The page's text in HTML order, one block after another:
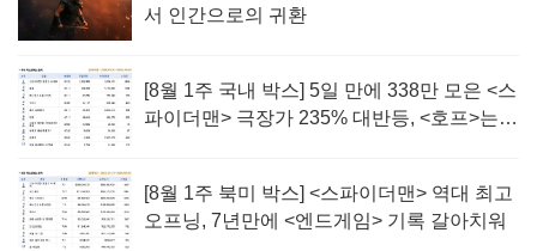
서 인간으로의 귀환
[8월 1주 국내 박스] 5일 만에 338만 모은 <스
파이더맨> 극장가 235% 대반등, <호프>는
[8월 1주 북미 박스] <스파이더맨> 역대 최고
오프닝, 7년만에 <엔드게임> 기록 갈아치워